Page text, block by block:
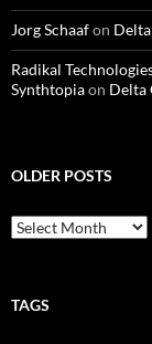
Jorg Schaafon
Radikal
Synthtopiaon Delta
OLDER POSTS
older
posts
TAGS